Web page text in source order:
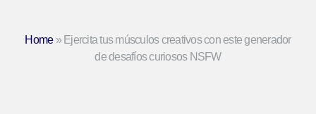
Home» Ejercita tus músculos creativos con este generador
de desafíos curiosos NSFW